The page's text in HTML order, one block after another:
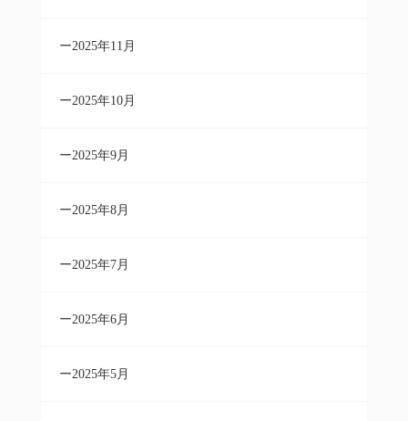
2025年11月
2025年10月
2025年9月
2025年8月
2025年7月
2025年6月
2025年5月